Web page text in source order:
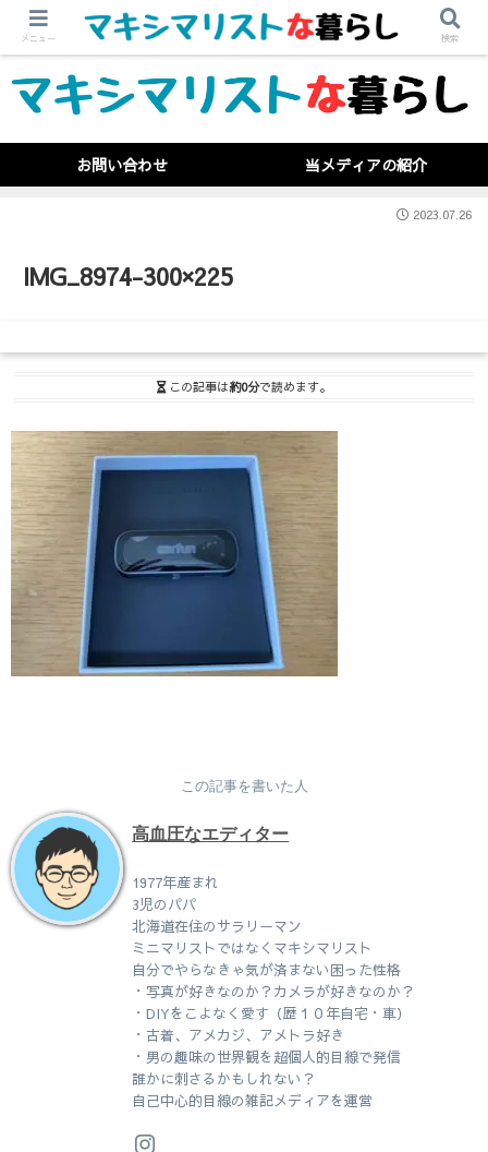
お問い合わせ 当メディアの紹介
IMG_8974-300×225
2023.07.26
この記事は約0分で読めます。
この記事を書いた人
高血圧なエディター
1977年産まれ
3児のパパ
北海道在住のサラリーマン
ミニマリストではなくマキシマリスト
自分でやらなきゃ気が済まない困った性格
・写真が好きなのか？カメラが好きなのか？
・DIYをこよなく愛す（歴１０年自宅・車）
・古着、アメカジ、アメトラ好き
・男の趣味の世界観を超個人的目線で発信
誰かに刺さるかもしれない？
自己中心的目線の雑記メディアを運営
メニュー 検索